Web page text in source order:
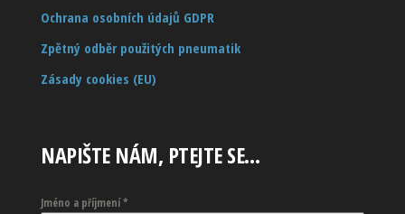
Ochrana osobních údajů GDPR
Zpětný odběr použitých pneumatik
Zásady cookies (EU)
NAPIŠTE NÁM, PTEJTE SE…
Jméno a příjmení*